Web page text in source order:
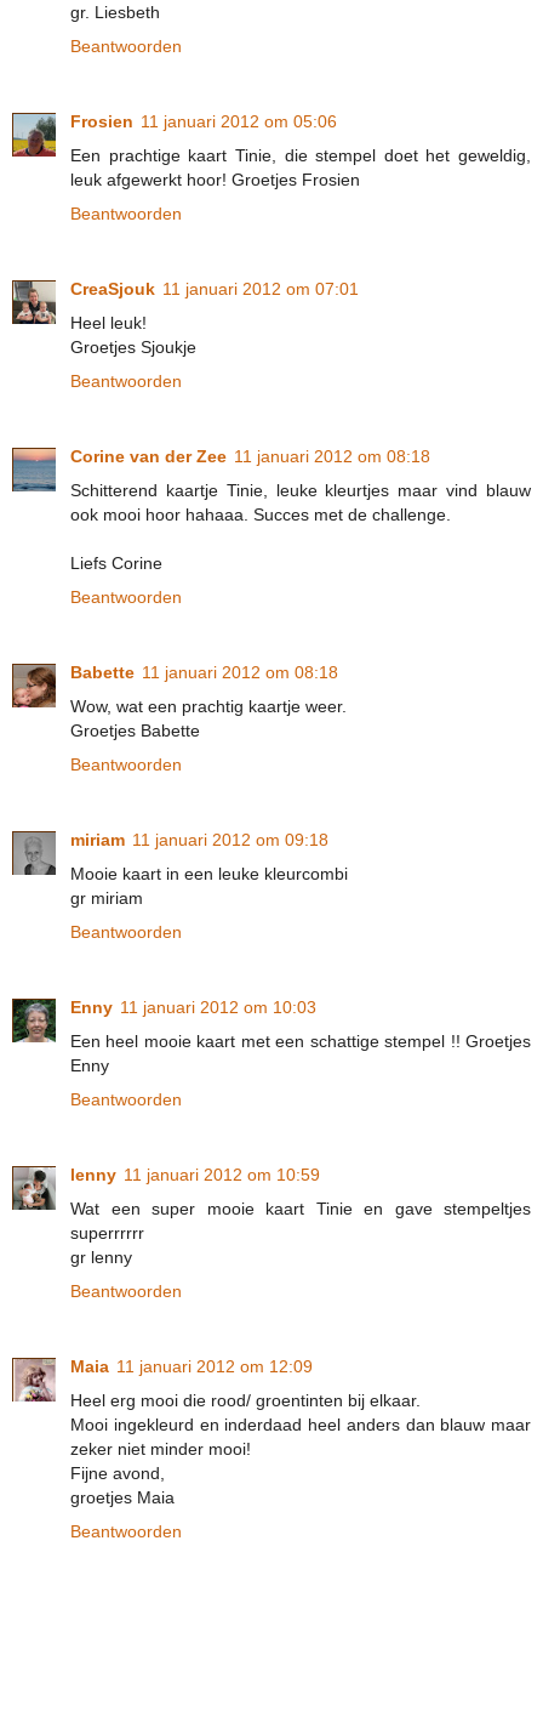
gr. Liesbeth
Beantwoorden
Frosien 11 januari 2012 om 05:06
Een prachtige kaart Tinie, die stempel doet het geweldig,
leuk afgewerkt hoor! Groetjes Frosien
Beantwoorden
CreaSjouk 11 januari 2012 om 07:01
Heel leuk!
Groetjes Sjoukje
Beantwoorden
Corine van der Zee 11 januari 2012 om 08:18
Schitterend kaartje Tinie, leuke kleurtjes maar vind blauw
ook mooi hoor hahaaa. Succes met de challenge.
Liefs Corine
Beantwoorden
Babette 11 januari 2012 om 08:18
Wow, wat een prachtig kaartje weer.
Groetjes Babette
Beantwoorden
miriam 11 januari 2012 om 09:18
Mooie kaart in een leuke kleurcombi
gr miriam
Beantwoorden
Enny 11 januari 2012 om 10:03
Een heel mooie kaart met een schattige stempel !! Groetjes
Enny
Beantwoorden
lenny 11 januari 2012 om 10:59
Wat een super mooie kaart Tinie en gave stempeltjes
superrrrrr
gr lenny
Beantwoorden
Maia 11 januari 2012 om 12:09
Heel erg mooi die rood/ groentinten bij elkaar.
Mooi ingekleurd en inderdaad heel anders dan blauw maar
zeker niet minder mooi!
Fijne avond,
groetjes Maia
Beantwoorden